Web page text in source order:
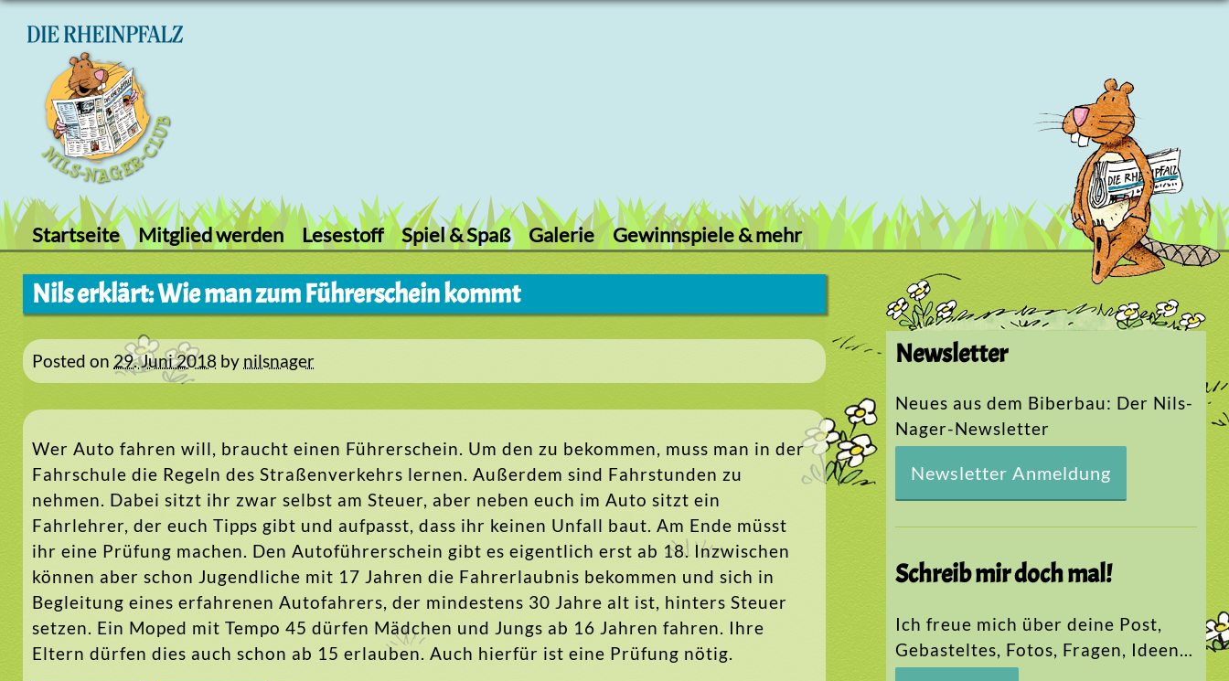
Skip
Startseite Mitglied werden Lesestoff Spiel & Spaß Galerie Gewinnspiele & mehr
Nils erklärt: Wie man zum Führerschein kommt
Posted on 29. Juni 2018 by nilsnager
Wer Auto fahren will, braucht einen Führerschein. Um den zu bekommen, muss man in der
Fahrschule die Regeln des Straßenverkehrs lernen. Außerdem sind Fahrstunden zu
nehmen. Dabei sitzt ihr zwar selbst am Steuer, aber neben euch im Auto sitzt ein
Fahrlehrer, der euch Tipps gibt und aufpasst, dass ihr keinen Unfall baut. Am Ende müsst
ihr eine Prüfung machen. Den Autoführerschein gibt es eigentlich erst ab 18. Inzwischen
können aber schon Jugendliche mit 17 Jahren die Fahrerlaubnis bekommen und sich in
Begleitung eines erfahrenen Autofahrers, der mindestens 30 Jahre alt ist, hinters Steuer
setzen. Ein Moped mit Tempo 45 dürfen Mädchen und Jungs ab 16 Jahren fahren. Ihre
Eltern dürfen dies auch schon ab 15 erlauben. Auch hierfür ist eine Prüfung nötig.
Newsletter
Neues aus dem Biberbau: Der Nils-
Nager-Newsletter
Newsletter Anmeldung
Schreib mir doch mal!
Ich freue mich über deine Post,
Gebasteltes, Fotos, Fragen, Ideen…